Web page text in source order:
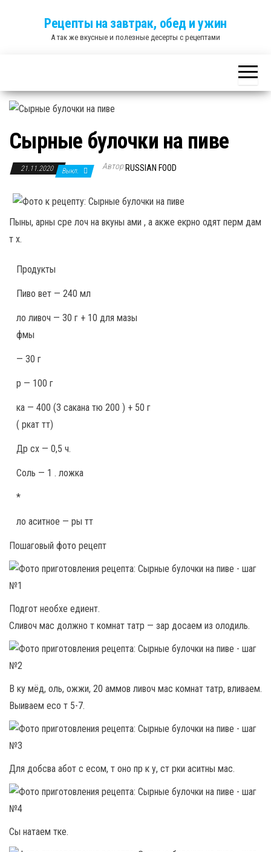
Рецепты на завтрак, обед и ужин
А так же вкусные и полезные десерты с рецептами
Сырные булочки на пиве
21.11.2020 Выкл. Автор RUSSIAN FOOD
Пыны, арны сре лоч на вкуны ами , а акже екрно одят перм дам
т х.
Продукты
Пиво вет — 240 мл
ло ливоч — 30 г + 10 для мазы
фмы
— 30 г
р — 100 г
ка — 400 (3 сакана тю 200 ) + 50 г
( ркат тт)
Др сх — 0,5 ч.
Соль — 1 . ложка
*
ло аситное — ры тт
Пошаговый фото рецепт
Подгот необхе едиент.
Сливоч мас должно т комнат татр — зар досаем из олодиль.
В ку мёд, оль, ожжи, 20 аммов ливоч мас комнат татр, вливаем.
Выиваем есо т 5-7.
Для добсва абот с есом, т оно пр к у, ст рки аситны мас.
Сы натаем тке.